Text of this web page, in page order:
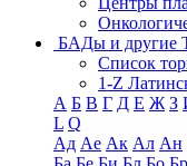
БАДы и другие
Список
1-Z
А Б В Г Д Е Ж З
L Q
Ад Ае Ак Ал Ан